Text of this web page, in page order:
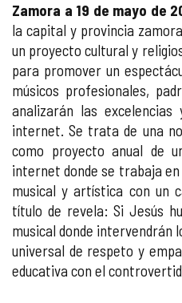
Zamora a 19 de mayo de
la capital y provincia
un proyecto cultural y
para promover un
músicos profesionales,
analizarán las
internet. Se trata de una
como proyecto anual de
internet donde se trabaja
musical y artística con un
título de revela: Si Jesús
musical donde intervendrán
universal de respeto y
educativa con el